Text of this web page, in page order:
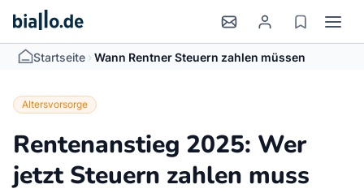
Startseite > Wann Rentner Steuern zahlen müssen
Altersvorsorge
Rentenanstieg 2025: Wer
jetzt Steuern zahlen muss